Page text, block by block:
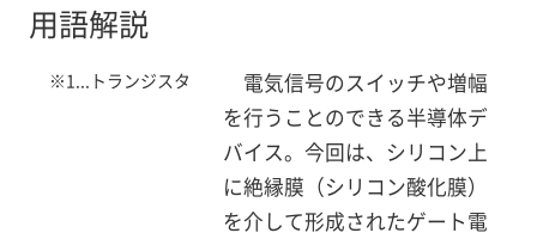
用語解説
※1...トランジスタ
電気信号のスイッチや増幅
を行うことのできる半導体デ
バイス。今回は、シリコン上
に絶縁膜（シリコン酸化膜）
を介して形成されたゲート電